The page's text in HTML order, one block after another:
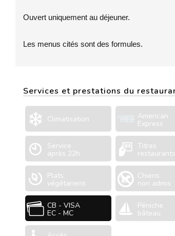
Ouvert uniquement au déjeuner.
Les menus cités sont des formules.
Services et prestations du
Climatisation American
Express
Service
après 22h
Titres
restaurants
Plats
végétariens
Chiens
non admis
CB - VISA
EC - MC
Péniche
bâteau